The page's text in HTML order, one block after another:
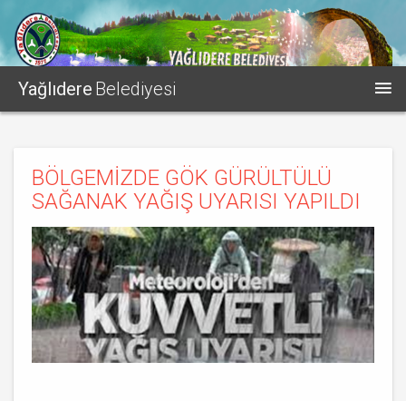
Yağlıdere Belediyesi
BÖLGEMİZDE GÖK GÜRÜLTÜLÜ
SAĞANAK YAĞIŞ UYARISI YAPILDI